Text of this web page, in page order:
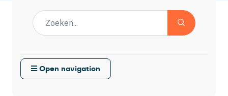
Open navigation